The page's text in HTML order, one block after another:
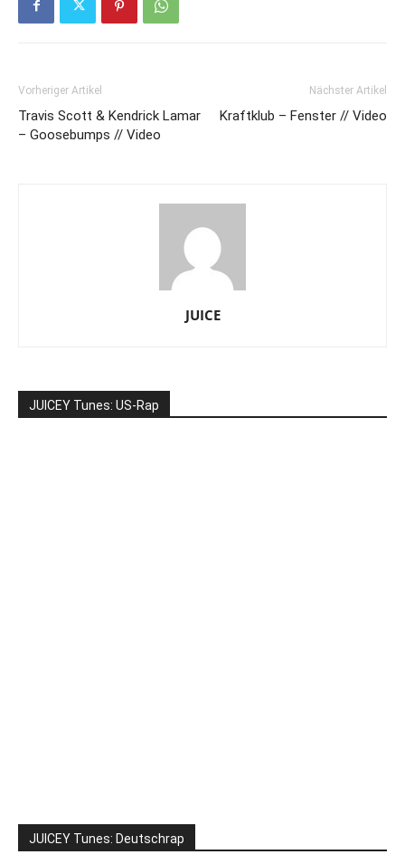
Vorheriger Artikel
Travis Scott & Kendrick Lamar
– Goosebumps // Video
Nächster Artikel
Kraftklub – Fenster // Video
JUICE
JUICEY Tunes: US-Rap
JUICEY Tunes: Deutschrap